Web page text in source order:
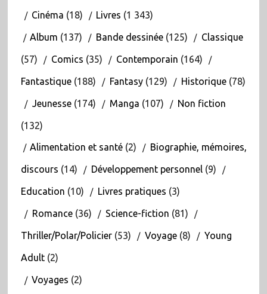
Cinéma (18) Livres (1 343)
Album (137) Bande dessinée(125) Classique
(57) Comics (35) Contemporain (164)
Fantastique(188) Fantasy(129) Historique(78)
Jeunesse(174) Manga (107) Non fiction
(132)
Alimentation et santé(2) Biographie, mémoires,
discours (14) Développement personnel(9)
Education (10) Livres pratiques (3)
Romance(36) Science-fiction (81)
Thriller/Polar/Policier(53) Voyage(8) Young
Adult(2)
Voyages (2)